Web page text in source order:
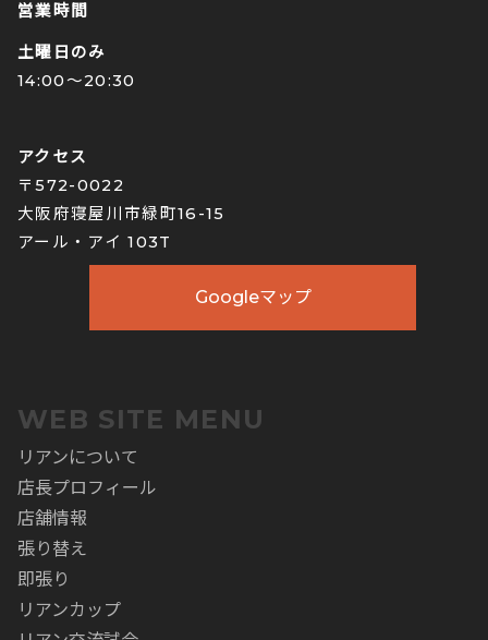
営業時間
土曜日のみ
14:00〜20:30
アクセス
〒572-0022
大阪府寝屋川市緑町16-15
アール・アイ 103T
Googleマップ
WEB SITE MENU
リアンについて
店長プロフィール
店舗情報
張り替え
即張り
リアンカップ